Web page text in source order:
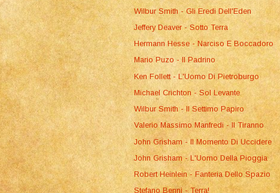
Wilbur Smith - Gli Eredi Dell'Eden
Jeffery Deaver - Sotto Terra
Hermann Hesse - Narciso E Boccadoro
Mario Puzo - Il Padrino
Ken Follett - L'Uomo Di Pietroburgo
Michael Crichton - Sol Levante
Wilbur Smith - Il Settimo Papiro
Valerio Massimo Manfredi - Il Tiranno
John Grisham - Il Momento Di Uccidere
John Grisham - L'Uomo Della Pioggia
Robert Heinlein - Fanteria Dello Spazio
Stefano Benni - Terra!